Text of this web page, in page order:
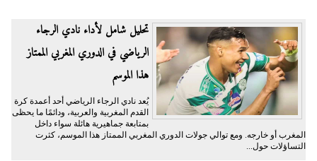
تحليل شامل لأداء نادي الرجاء
الرياضي في الدوري المغربي الممتاز
هذا الموسم
يُعد نادي الرجاء الرياضي أحد أعمدة كرة
القدم المغربية والعربية، ودائمًا ما يحظى
بمتابعة جماهيرية هائلة سواء داخل
المغرب أو خارجه. ومع توالي جولات الدوري المغربي الممتاز هذا الموسم، كثرت
التساؤلات حول...